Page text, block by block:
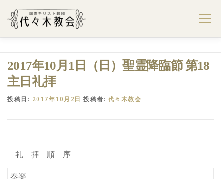
メニュー
2017年10月1日（日）聖霊降臨節 第18
主日礼拝
投稿日: 2017年10月2日 投稿者: 代々木教会
礼 拝 順 序
奏楽